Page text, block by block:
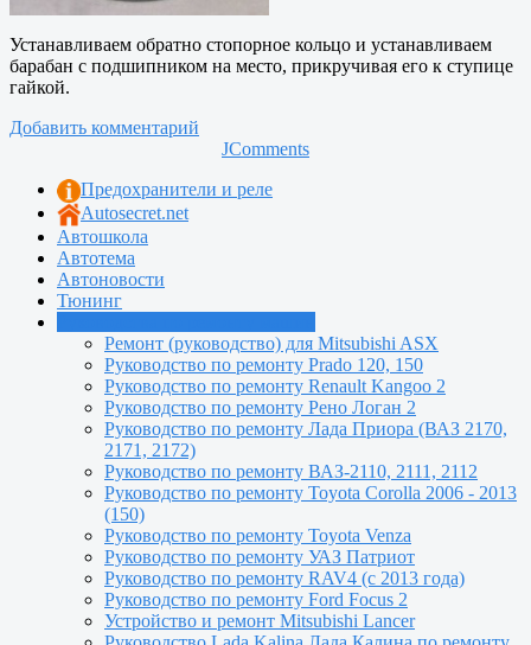
Устанавливаем обратно стопорное кольцо и устанавливаем
барабан с подшипником на место, прикручивая его к ступице
гайкой.
Добавить комментарий
JComments
Предохранители и реле
Autosecret.net
Автошкола
Автотема
Автоновости
Тюнинг
Ремонт (руководство) для Mitsubishi ASX
Руководство по ремонту Prado 120, 150
Руководство по ремонту Renault Kangoo 2
Руководство по ремонту Рено Логан 2
Руководство по ремонту Лада Приора (ВАЗ 2170,
2171, 2172)
Руководство по ремонту ВАЗ-2110, 2111, 2112
Руководство по ремонту Toyota Сorolla 2006 - 2013
(150)
Руководство по ремонту Toyota Venza
Руководство по ремонту УАЗ Патриот
Руководство по ремонту RAV4 (с 2013 года)
Руководство по ремонту Ford Focus 2
Устройство и ремонт Mitsubishi Lancer